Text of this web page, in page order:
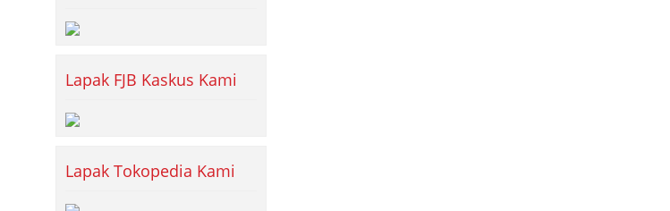
Lapak FJB Kaskus Kami
Lapak Tokopedia Kami